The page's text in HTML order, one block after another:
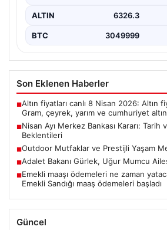
ALTIN 6326.3
BTC 3049999
Son Eklenen Haberler
■Altın fiyatları canlı 8 Nisan 2026: Altın
Gram, çeyrek, yarım ve cumhuriyet
■Nisan Ayı Merkez Bankası Kararı:
Beklentileri
■Outdoor Mutfaklar ve Prestijli Yaşam
■Adalet Bakanı Gürlek, Uğur Mumcu
■Emekli maaşı ödemeleri ne zaman
Emekli Sandığı maaş ödemeleri başladı
Güncel